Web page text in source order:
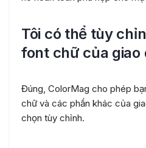
Tôi có thể tùy
font chữ của giao
Đúng, ColorMag cho phép
chữ và các phần khác của
chọn tùy chỉnh.